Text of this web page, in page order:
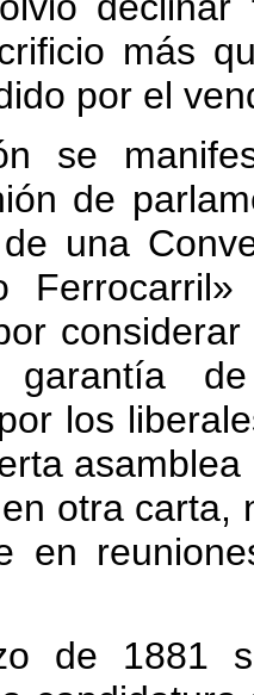
más
por el
se
de
una
de
los
otra carta,
en
de 1881